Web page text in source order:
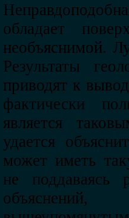
обладает
необъяснимой.
Результаты
приводят к
фактически
является
удается
может иметь
не